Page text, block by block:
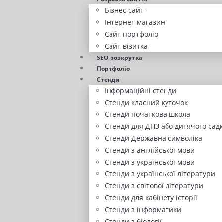
Бізнес сайт
Інтернет магазин
Сайт портфоліо
Сайт візитка
SEO розкрутка
Портфоліо
Стенди
Інформаційні стенди
Стенди класний куточок
Стенди початкова школа
Стенди для ДНЗ або дитячого
Стенди Державна символіка
Стенди з англійської мови
Стенди з української мови
Стенди з української літератури
Стенди з світової літератури
Стенди для кабінету історії
Стенди з інформатики